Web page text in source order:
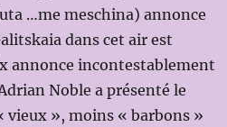
…me meschina) annonce
dans cet air est
annonce incontestablement
Noble a présenté le
», moins « barbons »